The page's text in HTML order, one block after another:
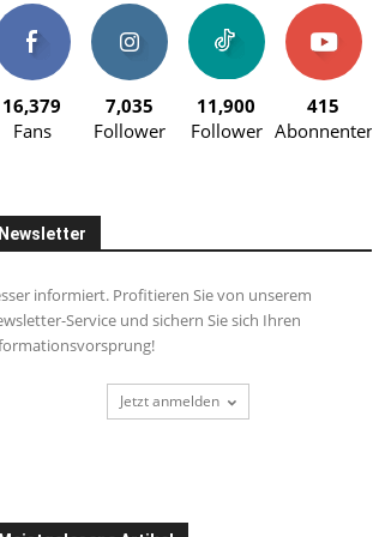
16,379
Fans
7,035
Follower
11,900
Follower
415
Abonnenten
Newsletter
informiert. Profitieren Sie von unserem
Service und sichern Sie sich Ihren
Jetzt anmelden